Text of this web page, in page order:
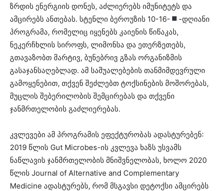
ზრდის ენერგიის დონეს, აძლიერებს იმუნიტეტს და
ამცირებს ანთებას. სტენლი ბეროუზის 10-16-
-დღიანი
პროგრამა, რომელიც იყენებს კაიენის წიწაკას,
ნეკერჩხლის სიროფს, ლიმონსა და ეთერზეთებს,
გთავაზობთ მარტივ, ბუნებრივ გზას ორგანიზმის
გასაჯანსაღებლად. ამ საშუალებების თანმიმდევრული
გამოყენებით, თქვენ შეძლებთ ტოქსინების მოშორებას,
მუცლის შებერილობის შემცირებას და თქვენი
ჯანმრთელობის გაძლიერებას.
კვლევები ამ პროგრამის ეფექტურობას ადასტურებენ:
2019 წლის Gut Microbes-ის კვლევა ხაზს უსვამს
ნაწლავის ჯანმრთელობის მნიშვნელობას, ხოლო 2020
წლის Journal of Alternative and Complementary
Medicine ადასტურებს, რომ მსგავსი დეტოქსი ამცირებს